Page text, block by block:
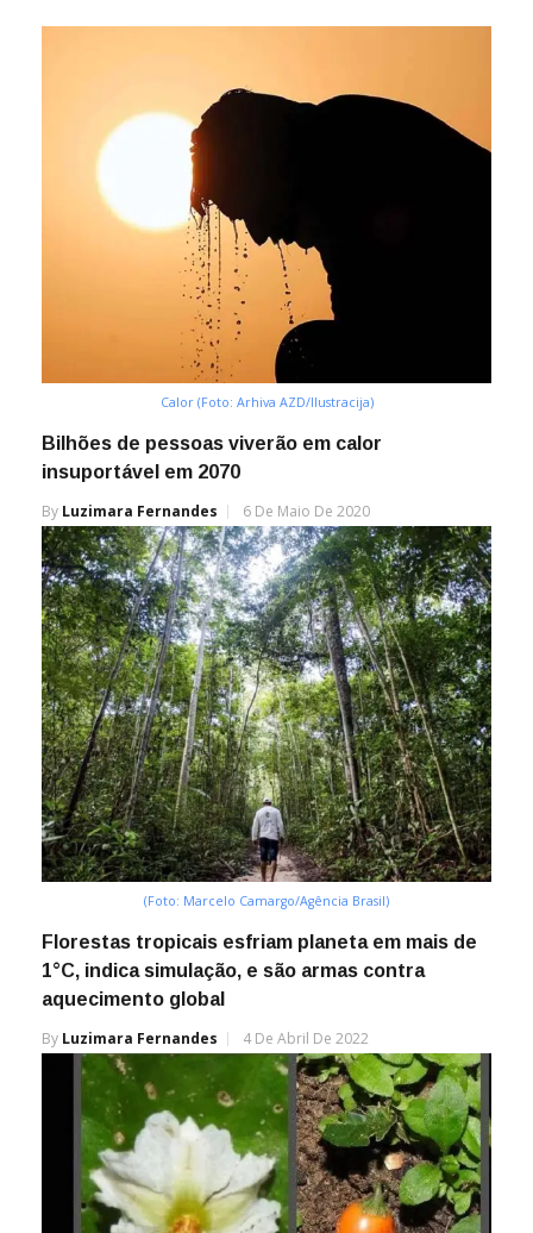
Calor (Foto: Arhiva AZD/Ilustracija)
Bilhões de pessoas viverão em calor
insuportável em 2070
By Luzimara Fernandes 6 De Maio De 2020
(Foto: Marcelo Camargo/Agência Brasil)
Florestas tropicais esfriam planeta em mais de
1°C, indica simulação, e são armas contra
aquecimento global
By Luzimara Fernandes 4 De Abril De 2022